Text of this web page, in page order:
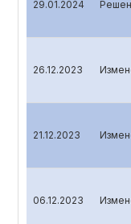
29.01.2024
26.12.2023
21.12.2023
06.12.2023